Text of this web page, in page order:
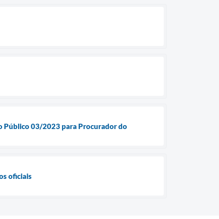
Público 03/2023 para Procurador do
oficiais